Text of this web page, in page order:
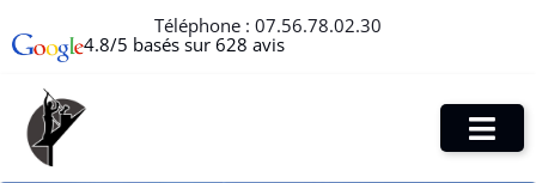
Téléphone : 07.56.78.02.30
4.8/5 basés sur 628 avis